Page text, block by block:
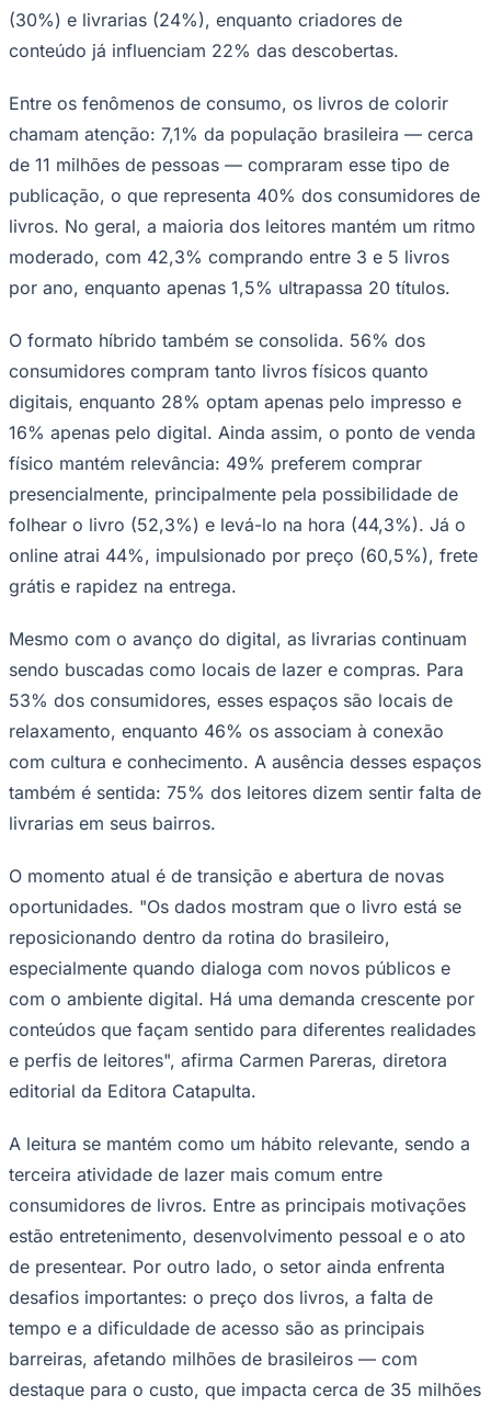
Corinthians
Palmeiras
(30%) e livrarias (24%), enquanto criadores de
conteúdo já influenciam 22% das descobertas.
Entre os fenômenos de consumo, os livros de colorir
chamam atenção: 7,1% da população brasileira — cerca
de 11 milhões de pessoas — compraram esse tipo de
publicação, o que representa 40% dos consumidores de
livros. No geral, a maioria dos leitores mantém um ritmo
moderado, com 42,3% comprando entre 3 e 5 livros
por ano, enquanto apenas 1,5% ultrapassa 20 títulos.
O formato híbrido também se consolida. 56% dos
consumidores compram tanto livros físicos quanto
digitais, enquanto 28% optam apenas pelo impresso e
16% apenas pelo digital. Ainda assim, o ponto de venda
físico mantém relevância: 49% preferem comprar
presencialmente, principalmente pela possibilidade de
folhear o livro (52,3%) e levá-lo na hora (44,3%). Já o
online atrai 44%, impulsionado por preço (60,5%), frete
grátis e rapidez na entrega.
Mesmo com o avanço do digital, as livrarias continuam
sendo buscadas como locais de lazer e compras. Para
53% dos consumidores, esses espaços são locais de
relaxamento, enquanto 46% os associam à conexão
com cultura e conhecimento. A ausência desses espaços
também é sentida: 75% dos leitores dizem sentir falta de
livrarias em seus bairros.
O momento atual é de transição e abertura de novas
oportunidades. "Os dados mostram que o livro está se
reposicionando dentro da rotina do brasileiro,
especialmente quando dialoga com novos públicos e
com o ambiente digital. Há uma demanda crescente por
conteúdos que façam sentido para diferentes realidades
e perfis de leitores", afirma Carmen Pareras, diretora
editorial da Editora Catapulta.
A leitura se mantém como um hábito relevante, sendo a
terceira atividade de lazer mais comum entre
consumidores de livros. Entre as principais motivações
estão entretenimento, desenvolvimento pessoal e o ato
de presentear. Por outro lado, o setor ainda enfrenta
desafios importantes: o preço dos livros, a falta de
tempo e a dificuldade de acesso são as principais
barreiras, afetando milhões de brasileiros — com
destaque para o custo, que impacta cerca de 35 milhões